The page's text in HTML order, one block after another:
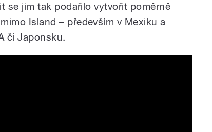
se jim tak podařilo vytvořit poměrně
Island – především v Mexiku a
či Japonsku.